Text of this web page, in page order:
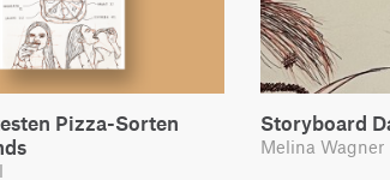
Pizza-Sorten
Storyboard
Melina Wagner